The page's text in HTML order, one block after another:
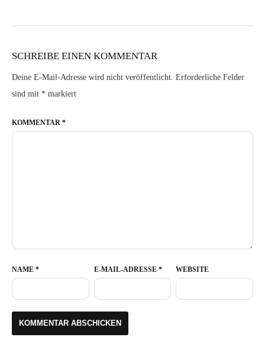
SCHREIBE EINEN KOMMENTAR
Deine E-Mail-Adresse wird nicht veröffentlicht. Erforderliche Felder
sind mit * markiert
KOMMENTAR *
NAME * E-MAIL-ADRESSE * WEBSITE